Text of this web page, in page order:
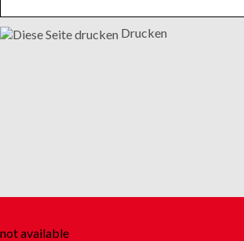
Drucken
not available